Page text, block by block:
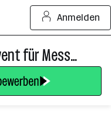
Anmelden
HTL-Mechatroniker-Absolvent für Messsysteme für die Bahnindustrie (m/w/d)